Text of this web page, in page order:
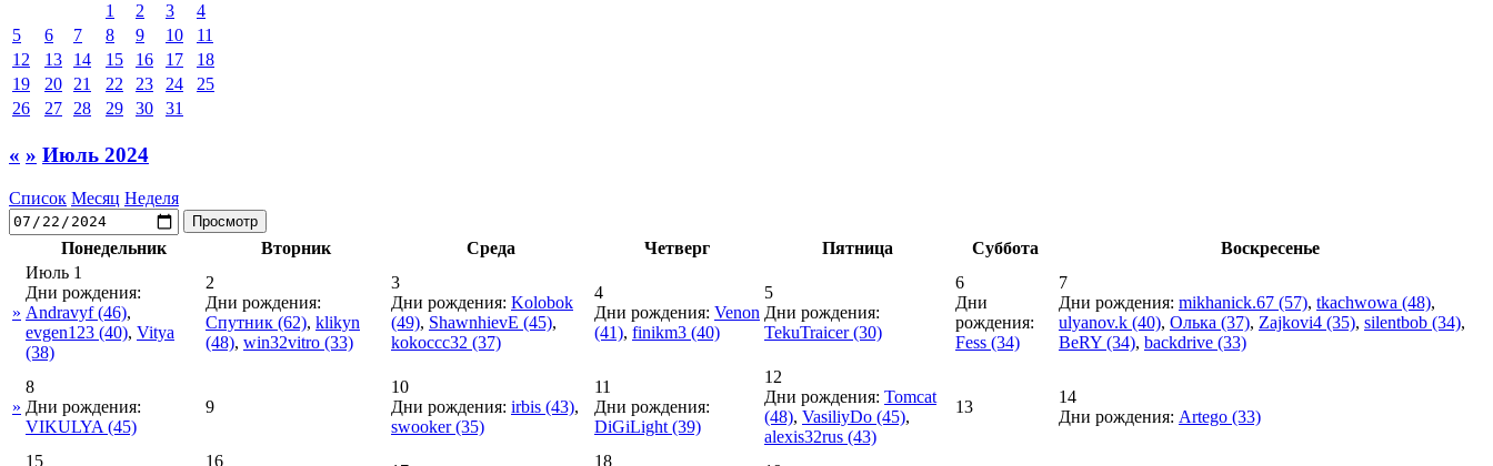
1
2 3
4
5
6 7 8 9 10
11
12
13 14 15 16 17
18
19
20 21 22 23 24
25
26
27 28 29 30 31
« » Июль 2024
Список Месяц Неделя
Понедельник Вторник Среда Четверг Пятница Суббота Воскресенье
»
Июль 1
Дни рождения:
Andravyf(46),
evgen123 (40), Vitya
(38)
2
Дни рождения:
Спутник (62), klikyn
(48), win32vitro (33)
3
Дни рождения: Kolobok
(49), ShawnhievE (45),
kokoccc32 (37)
4
Дни рождения: Venon
(41), finikm3 (40)
5
Дни рождения:
TekuTraicer(30)
6
Дни
рождения:
Fess (34)
7
Дни рождения: mikhanick.67 (57), tkachwowa (48),
ulyanov.k (40), Олька (37), Zajkovi4 (35), silentbob (34),
BeRY (34), backdrive (33)
»
8
Дни рождения:
VIKULYA (45)
9
10
Дни рождения: irbis (43),
swooker(35)
11
Дни рождения:
DiGiLight (39)
12
Дни рождения: Tomcat
(48), VasiliyDo (45),
alexis32rus (43)
13
14
Дни рождения: Artego (33)
15 16 18